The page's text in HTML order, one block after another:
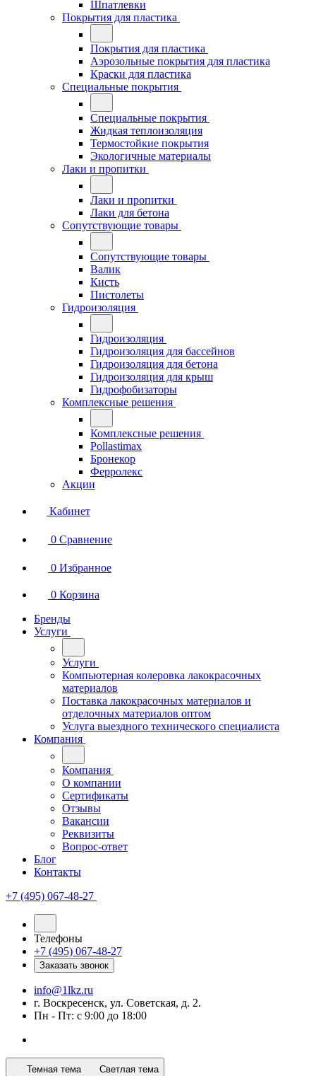
Шпатлевки
Покрытия для пластика
Покрытия для пластика
Аэрозольные покрытия для пластика
Краски для пластика
Специальные покрытия
Специальные покрытия
Жидкая теплоизоляция
Термостойкие покрытия
Экологичные материалы
Лаки и пропитки
Лаки и пропитки
Лаки для бетона
Сопутствующие товары
Сопутствующие товары
Валик
Кисть
Пистолеты
Гидроизоляция
Гидроизоляция
Гидроизоляция для бассейнов
Гидроизоляция для бетона
Гидроизоляция для крыш
Гидрофобизаторы
Комплексные решения
Комплексные решения
Pollastimax
Бронекор
Ферролекс
Акции
Кабинет
0 Сравнение
0 Избранное
0 Корзина
Бренды
Услуги
Услуги
Компьютерная колеровка лакокрасочных
материалов
Поставка лакокрасочных материалов и
отделочных материалов оптом
Услуга выездного технического специалиста
Компания
Компания
О компании
Сертификаты
Отзывы
Вакансии
Реквизиты
Вопрос-ответ
Блог
Контакты
+7 (495) 067-48-27
Телефоны
+7 (495) 067-48-27
Заказать звонок
info@1lkz.ru
г. Воскресенск, ул. Советская, д. 2.
Пн - Пт: с 9:00 до 18:00
Темная тема Светлая тема